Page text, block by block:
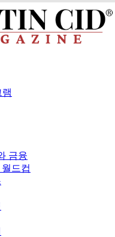
금융
월드컵